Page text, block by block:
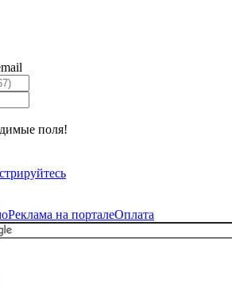
поля!
Реклама на порталеОплата